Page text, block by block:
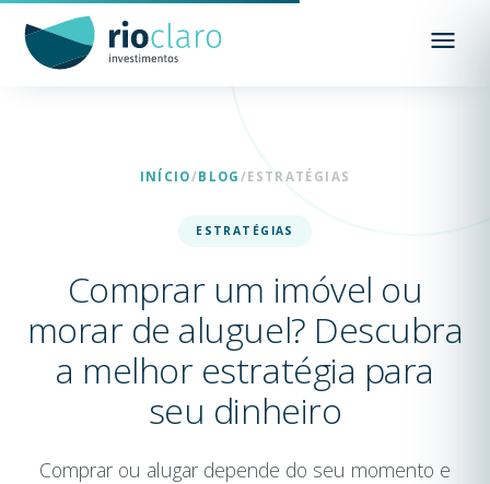
INÍCIO/BLOG /ESTRATÉGIAS
ESTRATÉGIAS
Comprar um imóvel ou
morar de aluguel? Descubra
a melhor estratégia para
seu dinheiro
Comprar ou alugar depende do seu momento e